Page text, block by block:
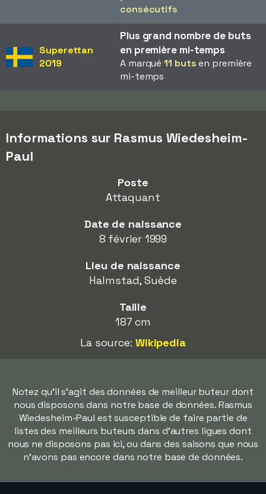
consécutifs
Superettan
2019
Plus grand nombre de buts
en première mi-temps
A marqué11 butsen première
mi-temps
Informations sur Rasmus Wiedesheim-
Paul
Poste
Attaquant
Date de naissance
8 février 1999
Lieu de naissance
Halmstad, Suède
Taille
187 cm
La source: Wikipedia
Notez qu'il s'agit des données de meilleur buteur dont
nous disposons dans notre base de données. Rasmus
Wiedesheim-Paul est susceptible de faire partie de
listes des meilleurs buteurs dans d'autres ligues dont
nous ne disposons pas ici, ou dans des saisons que nous
n'avons pas encore dans notre base de données.